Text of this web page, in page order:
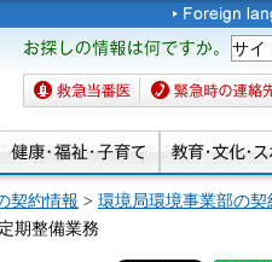
お探しの情報は何です
か。
救急当番医 緊急時の連絡先
契約情報 > 環境局環境事業部の契
期整備業務